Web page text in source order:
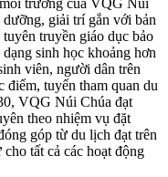
trường của VQG Núi
giải trí gắn với bản
truyền giáo dục bảo
sinh học khoảng hơn
viên, người dân trên
điểm, tuyến tham quan du
VQG Núi Chúa đạt
theo nhiệm vụ đặt
góp từ du lịch đạt trên
tất cả các hoạt động